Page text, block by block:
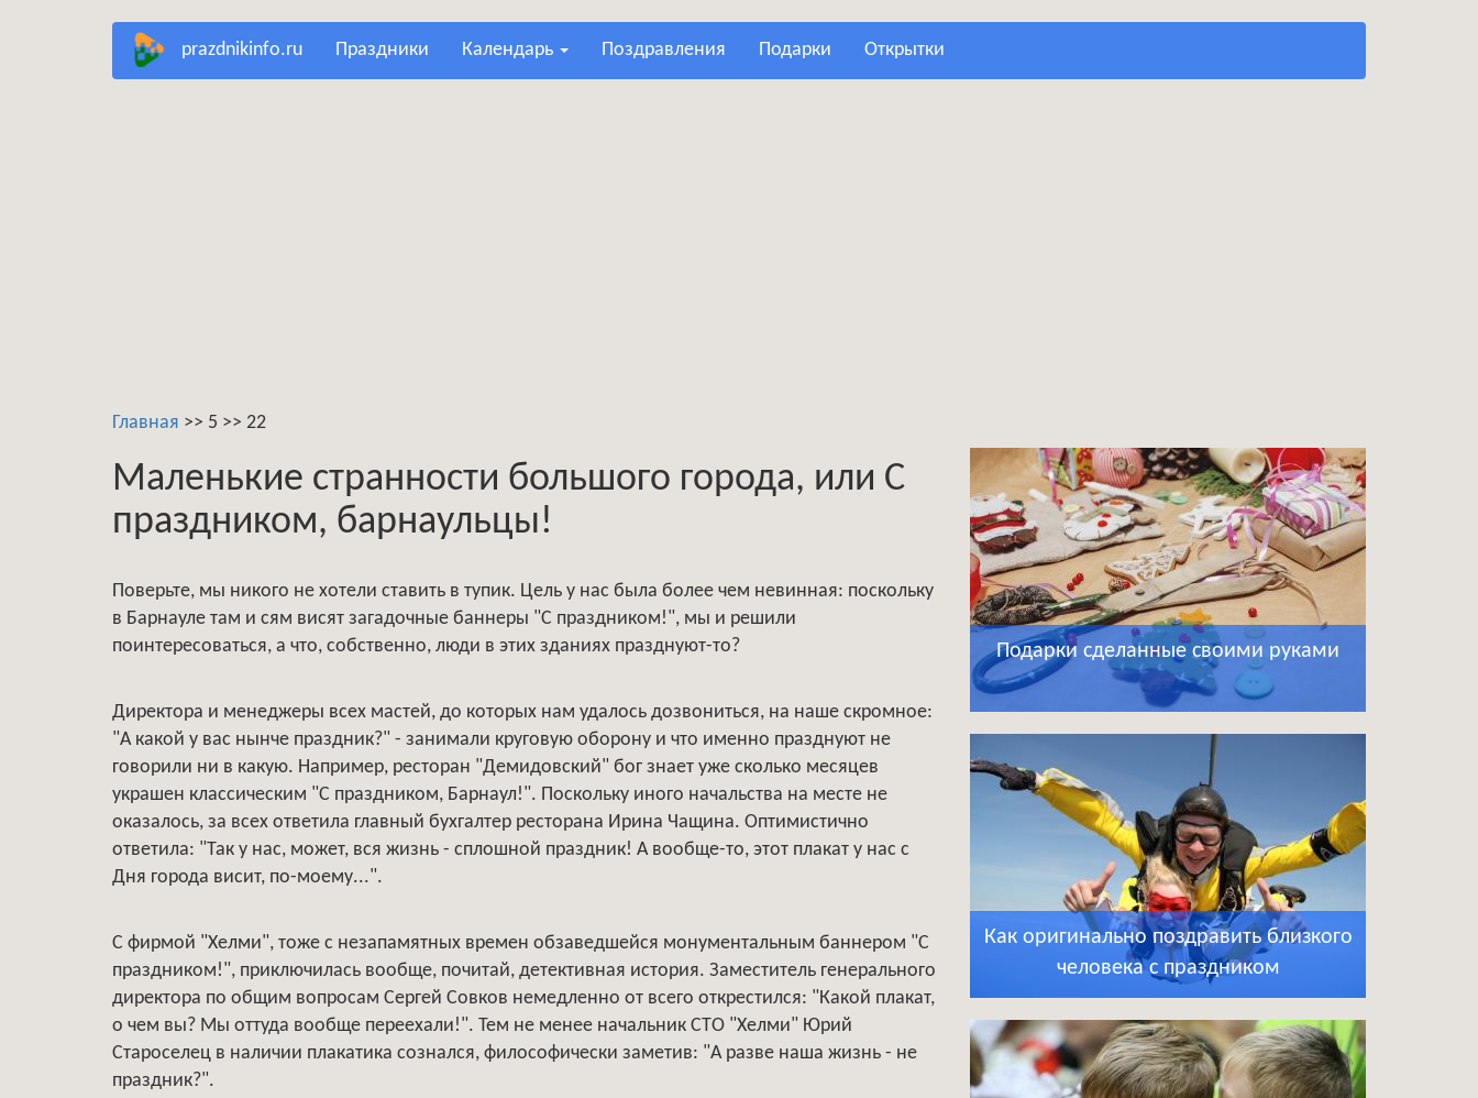
prazdnikinfo.ru праздники календарь поздравления подарки открытки
Главная >> 5 >> 22
Маленькие странности большого города, или С
праздником, барнаульцы!
Поверьте, мы никого не хотели ставить в тупик. Цель у нас была более чем невинная: поскольку
в Барнауле там и сям висят загадочные баннеры "С праздником!", мы и решили
поинтересоваться, а что, собственно, люди в этих зданиях празднуют-то?
Директора и менеджеры всех мастей, до которых нам удалось дозвониться, на наше скромное:
"А какой у вас нынче праздник?" - занимали круговую оборону и что именно празднуют не
говорили ни в какую. Например, ресторан "Демидовский" бог знает уже сколько месяцев
украшен классическим "С праздником, Барнаул!". Поскольку иного начальства на месте не
оказалось, за всех ответила главный бухгалтер ресторана Ирина Чащина. Оптимистично
ответила: "Так у нас, может, вся жизнь - сплошной праздник! А вообще-то, этот плакат у нас с
Дня города висит, по-моему...".
С фирмой "Хелми", тоже с незапамятных времен обзаведшейся монументальным баннером "С
праздником!", приключилась вообще, почитай, детективная история. Заместитель генерального
директора по общим вопросам Сергей Совков немедленно от всего открестился: "Какой плакат,
о чем вы? Мы оттуда вообще переехали!". Тем не менее начальник СТО "Хелми" Юрий
Староселец в наличии плакатика сознался, философически заметив: "А разве наша жизнь - не
праздник?".
Подарки сделанные своими руками
Как оригинально поздравить близкого
человека с праздником